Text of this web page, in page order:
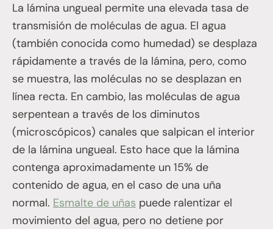
La lámina ungueal permite una elevada tasa de
transmisión de moléculas de agua. El agua
(también conocida como humedad) se desplaza
rápidamente a través de la lámina, pero, como
se muestra, las moléculas no se desplazan en
línea recta. En cambio, las moléculas de agua
serpentean a través de los diminutos
(microscópicos) canales que salpican el interior
de la lámina ungueal. Esto hace que la lámina
contenga aproximadamente un 15% de
contenido de agua, en el caso de una uña
normal. Esmalte de uñas puede ralentizar el
movimiento del agua, pero no detiene por